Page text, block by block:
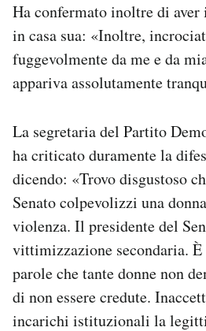
Ha confermato inoltre di aver
in casa sua: «Inoltre,
fuggevolmente da me e da
appariva assolutamente
La segretaria del Partito
ha criticato duramente la
dicendo: «Trovo disgustoso
Senato colpevolizzi una
violenza. Il presidente del
vittimizzazione secondaria.
parole che tante donne non
di non essere credute.
incarichi istituzionali la